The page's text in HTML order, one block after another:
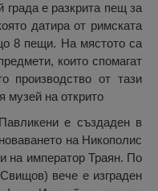
града е разкрита пещ за
датира от римската
8 пещи. На мястото са
които спомагат
производство от тази
музей на открито
е създаден в
на Никополис
на император Траян. По
вече е изграден